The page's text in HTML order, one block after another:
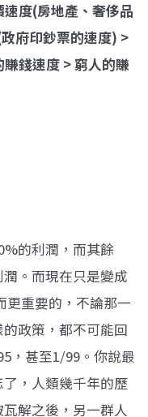
度(房地產、奢侈品
府印鈔票的速度) >
錢速度 > 窮人的賺
的利潤，而其餘
。而現在只是變成
更重要的，不論那一
政策，都不可能回
，甚至1/99。你說最
，人類幾千年的歷
解之後，另一群人